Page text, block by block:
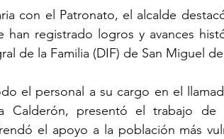
con el Patronato, el alcalde
registrado logros y avances
de la Familia (DIF) de San Miguel
el personal a su cargo en el
Calderón, presentó el trabajo de
el apoyo a la población más